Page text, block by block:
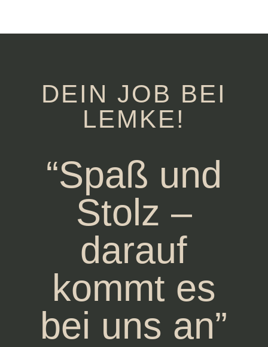
DEIN JOB BEI
LEMKE!
“Spaß und
Stolz –
darauf
kommt es
bei uns an”